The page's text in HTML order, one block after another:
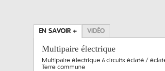
EN SAVOIR + VIDÉO
Multipaire électrique
Multipaire électrique 6 circuits éclaté /
Terre commune